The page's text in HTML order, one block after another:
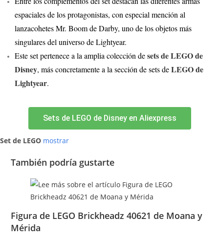
espaciales de los protagonistas, con especial mención al
lanzacohetes Mr. Boom de Darby, uno de los objetos más
singulares del universo de Lightyear.
Este set pertenece a la amplia colección desets de LEGO de
Disney, más concretamente a la sección de sets deLEGO de
Lightyear.
Sets de LEGO de Disney en Aliexpress
Set de LEGO mostrar
También podría gustarte
Figura de LEGO Brickheadz 40621 de Moana y
Mérida